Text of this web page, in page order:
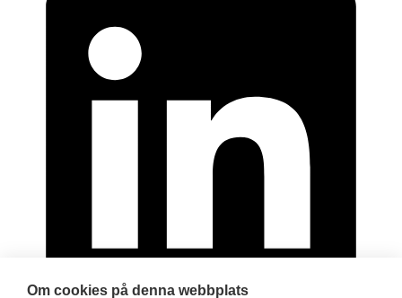
Om cookies på denna webbplats